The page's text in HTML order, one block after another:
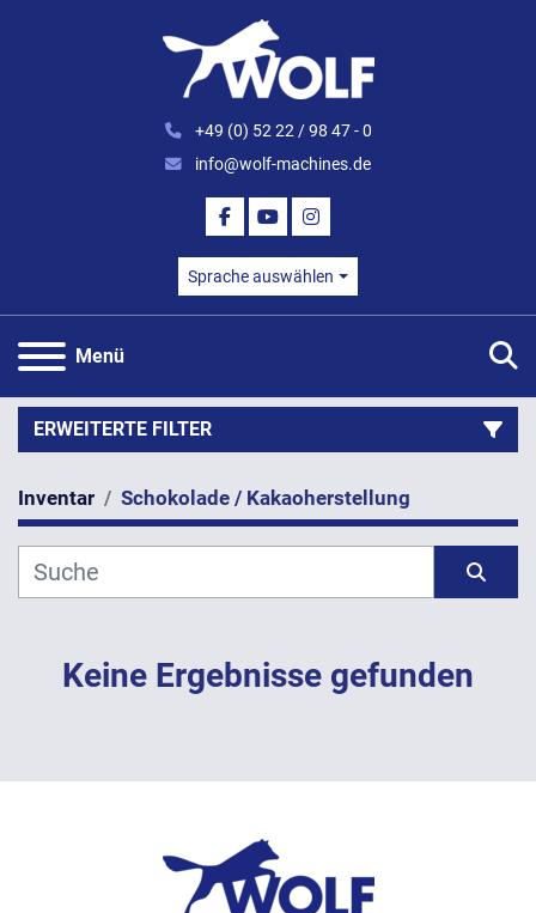
+49 (0) 52 22 / 98 47 - 0
info@wolf-machines.de
FACEBOOK
YOUTUBEINSTAGRAM
Sprache auswählen
Menü
ERWEITERTE FILTER
Kategorie
Hersteller
Modell
LÖSCHEN
Inventar Schokolade / Kakaoherstellung
Keine Ergebnisse gefunden